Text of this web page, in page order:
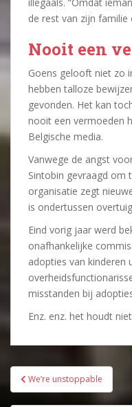
de rest van zijn familie
Nooit een
Goens gelooft niet zo
hebben talloze
gevonden. Het kan
nooit een vermoeden
Belgische media.
Vanwege de angst
Sintobin gevraagd om
organisatie zegt
is ondertussen
Eind vorig jaar werd
onafhankelijke
adopties van kinderen
misstanden bij
Enz. enz. het houdt
Bericht
navigatie
We’re unstoppable